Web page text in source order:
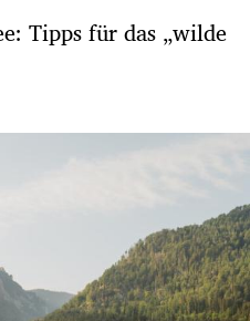
Tipps für das „wilde